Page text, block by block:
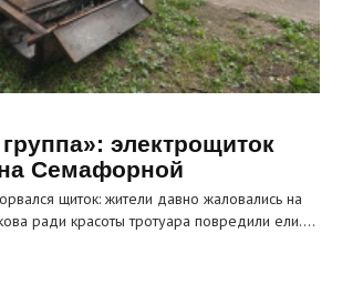
электрощиток
Семафорной
щиток: жители давно жаловались на
ради красоты тротуара повредили ели.…